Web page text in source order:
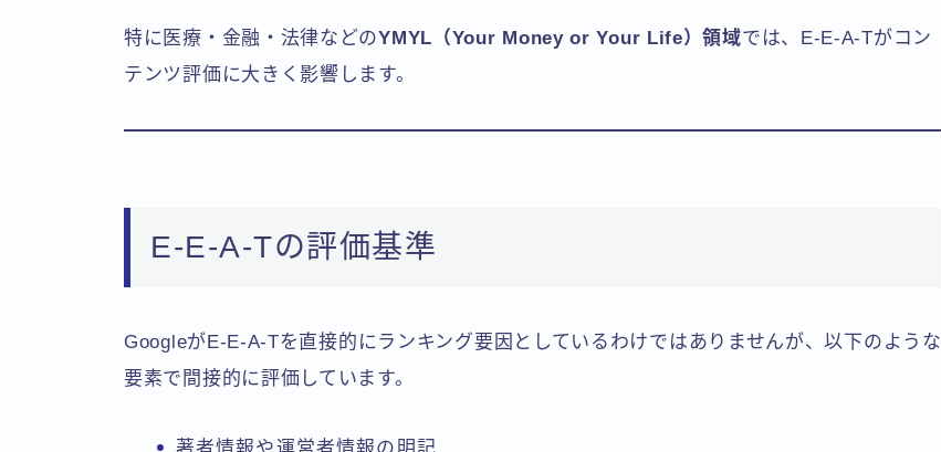
特に医療・金融・法律などのYMYL（Your Money or Your Life）領域では、E-E-A-Tがコン
テンツ評価に大きく影響します。
E-E-A-Tの評価基準
GoogleがE-E-A-Tを直接的にランキング要因としているわけではありませんが、以下のような
要素で間接的に評価しています。